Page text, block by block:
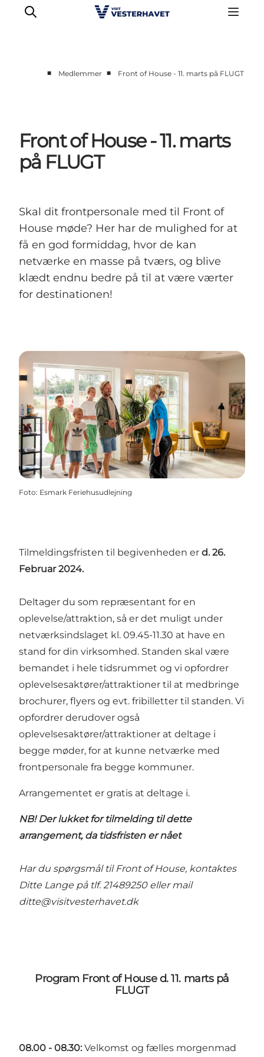
Projekter
Medlemskab
Nyheder
■ Medlemmer ■ Front of House - 11. marts på FLUGT
Front of House - 11. marts
på FLUGT
Skal dit frontpersonale med til Front of
House møde? Her har de mulighed for at
få en god formiddag, hvor de kan
netværke en masse på tværs, og blive
klædt endnu bedre på til at være værter
for destinationen!
Foto: Esmark Feriehusudlejning
Tilmeldingsfristen til begivenheden er d. 26.
Februar 2024.
Deltager du som repræsentant for en
oplevelse/attraktion, så er det muligt under
netværksindslaget kl. 09.45-11.30 at have en
stand for din virksomhed. Standen skal være
bemandet i hele tidsrummet og vi opfordrer
oplevelsesaktører/attraktioner til at medbringe
brochurer, flyers og evt. fribilletter til standen. Vi
opfordrer derudover også
oplevelsesaktører/attraktioner at deltage i
begge møder, for at kunne netværke med
frontpersonale fra begge kommuner.
Arrangementet er gratis at deltage i.
NB! Der lukket for tilmelding til dette
arrangement, da tidsfristen er nået
Har du spørgsmål til Front of House, kontaktes
Ditte Lange på tlf. 21489250 eller mail
ditte@visitvesterhavet.dk
Program Front of House d. 11. marts på
FLUGT
08.00 - 08.30: Velkomst og fælles morgenmad